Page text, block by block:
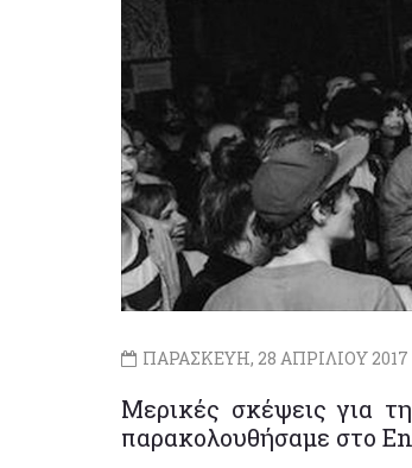
ΠΑΡΑΣΚΕΥΗ, 28 ΑΠΡΙΛΙΟΥ 2017
Μερικές σκέψεις για
παρακολουθήσαμε στο